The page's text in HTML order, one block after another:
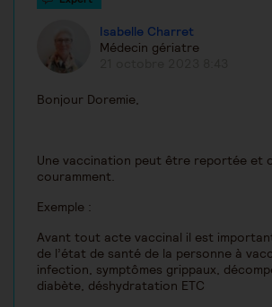
Isabelle Charret
Médecin gériatre
Bonjour Doremie,
Une vaccination peut être reportée et
couramment.
Exemple :
Avant tout acte vaccinal il est
de l’état de santé de la personne à
infection, symptômes grippaux,
diabète, déshydratation ETC